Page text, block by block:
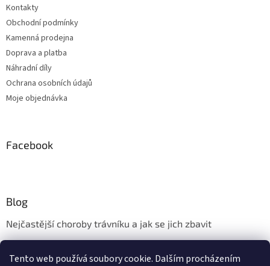
Tento web používá soubory cookie. Dalším procházením
Kontakty
Obchodní podmínky
Kamenná prodejna
Doprava a platba
Náhradní díly
Ochrana osobních údajů
Moje objednávka
Facebook
Blog
Nejčastější choroby trávníku a jak se jich zbavit